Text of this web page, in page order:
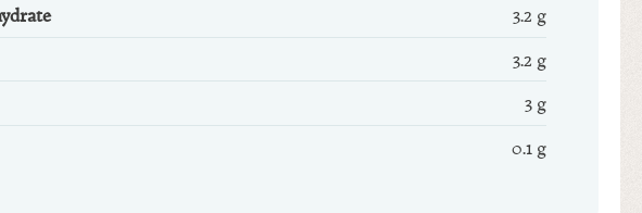
3.2 g
3.2 g
3 g
0.1 g